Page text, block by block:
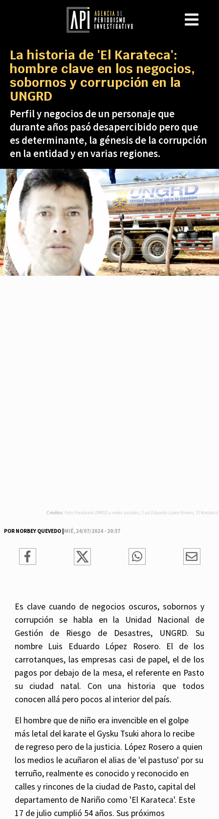
La historia de 'El Karateca':
hombre clave en los negocios,
sobornos y corrupción en la
UNGRD
Perfil y negocios de un personaje que
durante años pasó desapercibido pero que
es determinante, la génesis de la corrupción
en la entidad y en varias regiones.
POR NORBEY QUEVEDO | MIÉ, 24/07/2024 - 20:37
Créditos:Foto: Facebook UNRGD y redes sociales / Luis Eduardo López Rosero, 'El Karateca'
Es clave cuando de negocios oscuros, sobornos y
corrupción se habla en la Unidad Nacional de
Gestión de Riesgo de Desastres, UNGRD. Su
nombre Luis Eduardo López Rosero. El de los
carrotanques, las empresas casi de papel, el de los
pagos por debajo de la mesa, el referente en Pasto
su ciudad natal. Con una historia que todos
conocen allá pero pocos al interior del país.
El hombre que de niño era invencible en el golpe
más letal del karate el Gysku Tsuki ahora lo recibe
de regreso pero de la justicia. López Rosero a quien
los medios le acuñaron el alias de 'el pastuso' por su
terruño, realmente es conocido y reconocido en
calles y rincones de la ciudad de Pasto, capital del
departamento de Nariño como 'El Karateca'. Este
17 de julio cumplió 54 años. Sus próximos